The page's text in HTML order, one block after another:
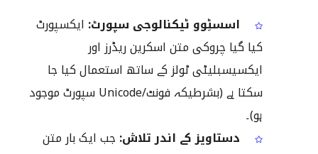
اسسٹِوو ٹیکنالوجی سپورٹ: ایکسپورٹ
کیا گیا چروکی متن اسکرین ریڈرز اور
ایکسیسبلیٹی ٹولز کے ساتھ استعمال کیا جا
سکتا ہے (بشرطیکہ فونٹ/Unicode سپورٹ موجود
ہو)۔
دستاویز کے اندر تلاش: جب ایک بار متن